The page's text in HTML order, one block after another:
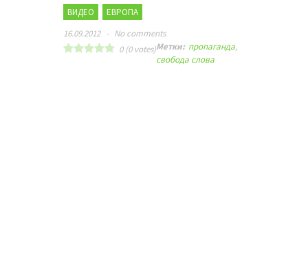
ВИДЕО
ЕВРОПА
16.09.2012 - No comments
0(0votes)Метки: пропаганда,
свобода слова